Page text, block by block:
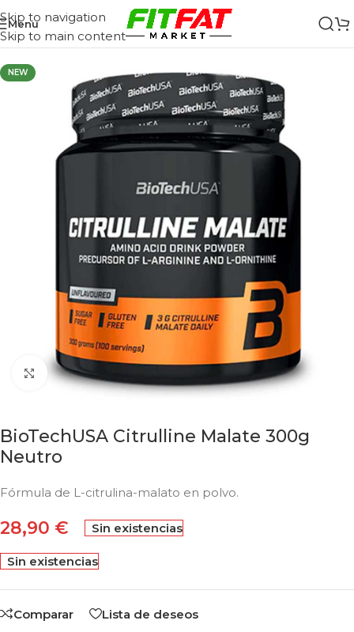
Skip to navigation
Skip to main content
Menu
NEW
Click to enlarge
BioTechUSA Citrulline Malate 300g
Neutro
Fórmula de L-citrulina-malato en polvo.
28,90 € Sin existencias
Sin existencias
Comparar Lista de deseos